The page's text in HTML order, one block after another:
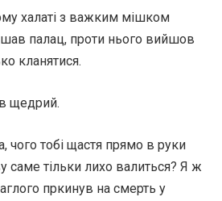
халаті з важким мішком
палац, проти нього вийшов
кланятися.
щедрий.
чого тобі щастя прямо в руки
саме тільки лихо валиться? Я ж
пркинув на смерть у